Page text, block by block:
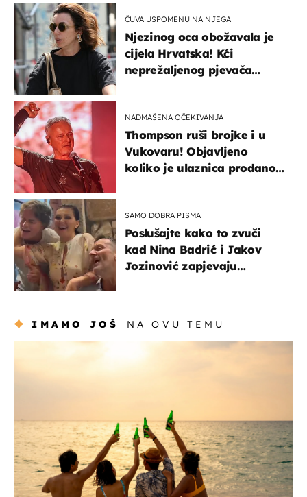
ČUVA USPOMENU NA NJEGA
Njezinog oca obožavala je
cijela Hrvatska! Kći
neprežaljenog pjevača
NADMAŠENA OČEKIVANJA
Thompson ruši brojke i u
Vukovaru! Objavljeno
koliko je ulaznica prodano
SAMO DOBRA PISMA
Poslušajte kako to zvuči
kad Nina Badrić i Jakov
Jozinović zapjevaju
IMAMO JOŠ NA OVU TEMU